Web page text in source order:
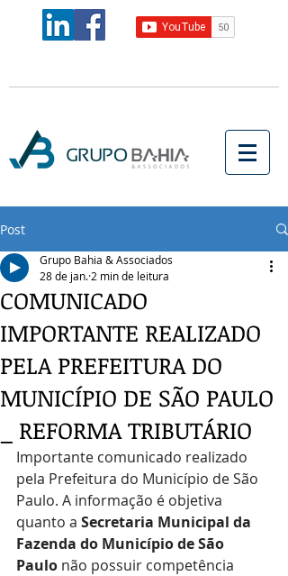
Post
COMUNICADO
IMPORTANTE REALIZADO
PELA PREFEITURA DO
MUNICÍPIO DE SÃO PAULO
_ REFORMA TRIBUTÁRIO
Grupo Bahia & Associados
28 de jan. 2 min de leitura
Importante comunicado realizado
pela Prefeitura do Município de São
Paulo. A informação é objetiva
quanto a Secretaria Municipal da
Fazenda do Município de São
Paulo não possuir competência